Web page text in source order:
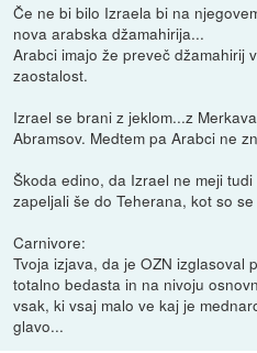
Če ne bi bilo Izraela bi na
nova arabska džamahirija...
Arabci imajo že preveč džamahirij
zaostalost.
Izrael se brani z jeklom...z
Abramsov. Medtem pa Arabci ne
Škoda edino, da Izrael ne meji
zapeljali še do Teherana, kot so
Carnivore:
Tvoja izjava, da je OZN izglasoval
totalno bedasta in na nivoju
vsak, ki vsaj malo ve kaj je
glavo...